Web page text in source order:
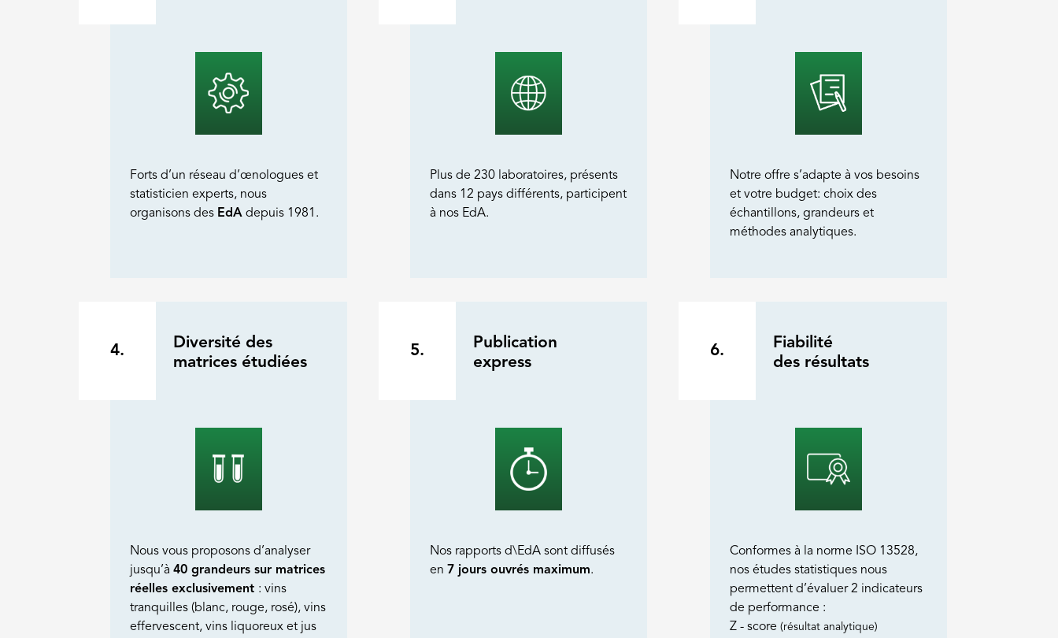
Forts d’un réseau d’œnologues et
statisticien experts, nous
organisons des EdA depuis 1981.
Plus de 230 laboratoires, présents
dans 12 pays différents, participent
à nos EdA.
Notre offre s’adapte à vos besoins
et votre budget: choix des
échantillons, grandeurs et
méthodes analytiques.
4.
Diversité des
matrices étudiées
Nous vous proposons d’analyser
jusqu’à 40 grandeurs sur matrices
réelles exclusivement : vins
tranquilles (blanc, rouge, rosé), vins
effervescent, vins liquoreux et jus
5.
Publication
express
Nos rapports d\EdA sont diffusés
en 7 jours ouvrés maximum.
6.
Fiabilité
des résultats
Conformes à la norme ISO 13528,
nos études statistiques nous
permettent d’évaluer 2 indicateurs
de performance :
Z - score (résultat analytique)